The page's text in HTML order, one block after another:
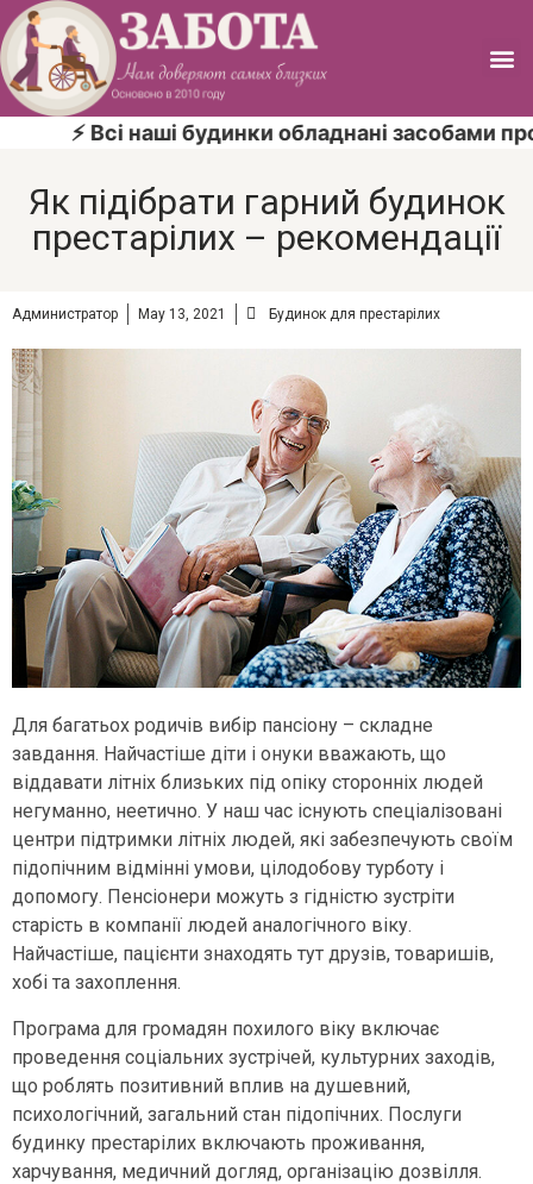
⚡ Всі наші будинки обладнані засобами
Як підібрати гарний будинок
престарілих – рекомендації
Администратор May 13, 2021 Будинок для престарілих
Для багатьох родичів вибір пансіону – складне
завдання. Найчастіше діти і онуки вважають, що
віддавати літніх близьких під опіку сторонніх людей
негуманно, неетично. У наш час існують спеціалізовані
центри підтримки літніх людей, які забезпечують своїм
підопічним відмінні умови, цілодобову турботу і
допомогу. Пенсіонери можуть з гідністю зустріти
старість в компанії людей аналогічного віку.
Найчастіше, пацієнти знаходять тут друзів, товаришів,
хобі та захоплення.
Програма для громадян похилого віку включає
проведення соціальних зустрічей, культурних заходів,
що роблять позитивний вплив на душевний,
психологічний, загальний стан підопічних. Послуги
будинку престарілих включають проживання,
харчування, медичний догляд, організацію дозвілля.